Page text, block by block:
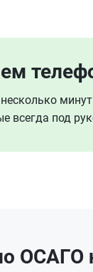
минут
всегда под
ОСАГО